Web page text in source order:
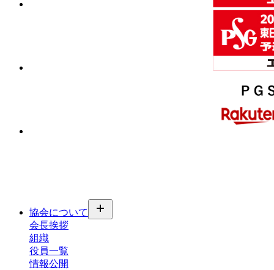
協会について
会長挨拶
組織
役員一覧
情報公開